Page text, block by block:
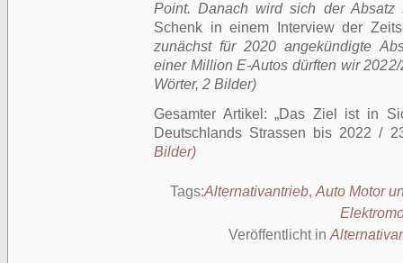
Point. Danach wird sich der Absatz
Schenk in einem Interview der
zunächst für 2020 angekündigte
einer Million E-Autos dürften wir 2022/
Wörter, 2 Bilder)
Gesamter Artikel: Das Ziel ist in
Deutschlands Strassen bis 2022 /
Bilder)
Tags:Alternativantrieb, Auto Motor
Veröffentlicht in